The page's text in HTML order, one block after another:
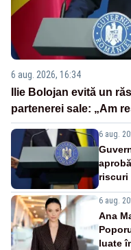
6 aug. 2026, 16:34
Ilie Bolojan evită un
partenerei sale: „Am
6 aug.
riscuri
6 aug.
Ana
luate